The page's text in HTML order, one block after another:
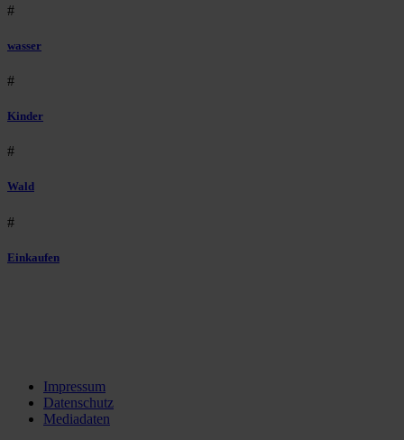
#
wasser
#
Kinder
#
Wald
#
Einkaufen
Impressum
Datenschutz
Mediadaten